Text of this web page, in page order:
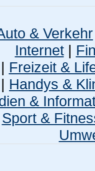
& Verkehr
Internet|
| Freizeit &
| Handys &
&
Sport &